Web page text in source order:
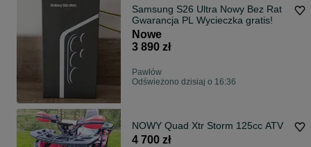
potrzeb i za
Samsung S26 Ultra Nowy Bez Rat
Gwarancja PL Wycieczka gratis!
Nowe
3 890 zł
Pawłów
Odświeżono dzisiaj o 16:36
NOWY Quad Xtr Storm 125cc ATV
4 700 zł